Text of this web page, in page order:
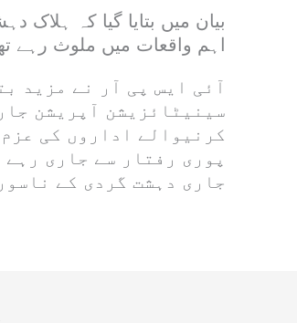
بیان میں بتایا گیا کہ
اہم واقعات میں ملوث رہے
آئی ایس پی آر نے مزید
سینیٹائزیشن آپریشن
کرنیوالے اداروں کی
پوری رفتار سے جاری
جاری دہشت گردی کے